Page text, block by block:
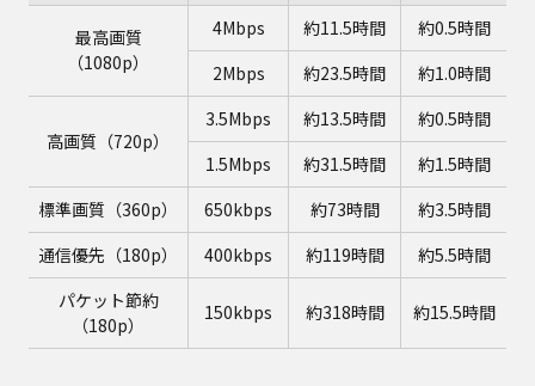
最高画質
（1080p）
4Mbps 約11.5時間
約0.5時間
2Mbps
約23.5時間 約1.0時間
高画質（720p）
3.5Mbps 約13.5時間
約0.5時間
1.5Mbps
約31.5時間
約1.5時間
標準画質（360p）
650kbps 約73時間
約3.5時間
通信優先（180p）
400kbps 約119時間
約5.5時間
パケット節約
（180p）
150kbps 約318時間 約15.5時間